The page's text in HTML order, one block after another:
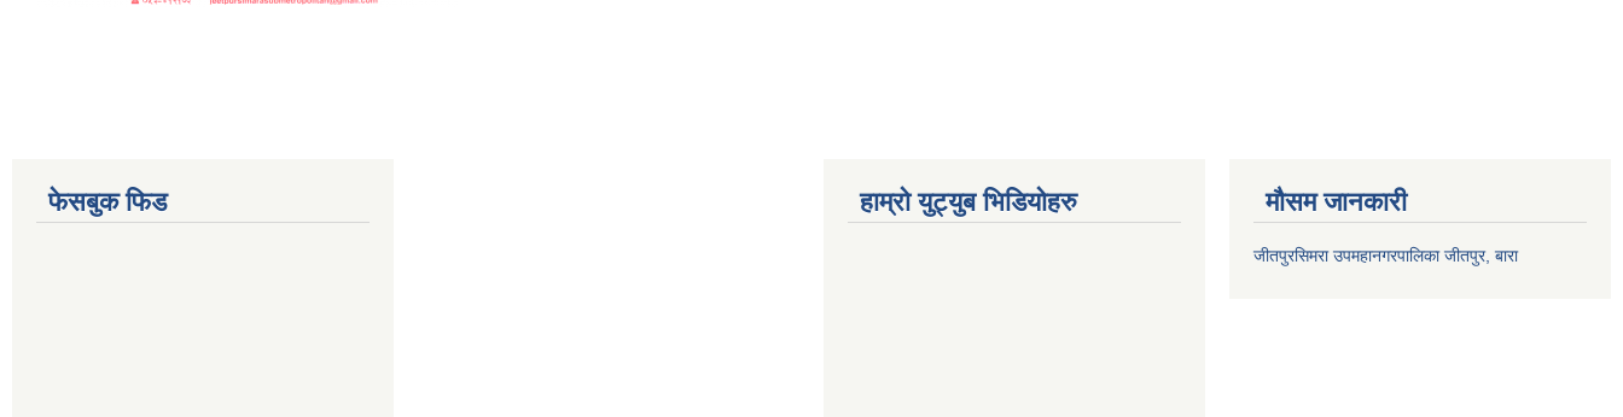
फेसबुक फिड हाम्रो युट्युब भिडियोहरु मौसम जानकारी
जीतपुरसिमरा उपमहानगरपालिका जीतपुर, बारा